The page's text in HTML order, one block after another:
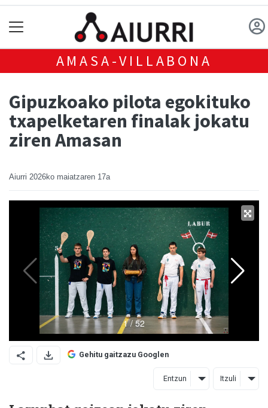
AMASA-VILLABONA
Gipuzkoako pilota egokituko
txapelketaren finalak jokatu
ziren Amasan
Aiurri 2026ko maiatzaren 17a
Gehitu gaitzazu Googlen
Entzun Itzuli